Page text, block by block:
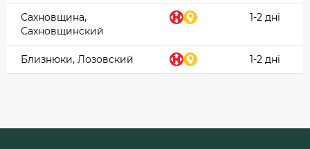
Сахновщина,
Сахновщинский
1-2 дні
Близнюки, Лозовский 1-2 дні